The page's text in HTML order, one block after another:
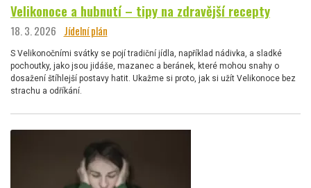
Velikonoce a hubnutí – tipy na zdravější recepty
18. 3. 2026 Jídelní plán
S Velikonočními svátky se pojí tradiční jídla, například nádivka, a sladké
pochoutky, jako jsou jidáše, mazanec a beránek, které mohou snahy o
dosažení štíhlejší postavy hatit. Ukažme si proto, jak si užít Velikonoce bez
strachu a odříkání.